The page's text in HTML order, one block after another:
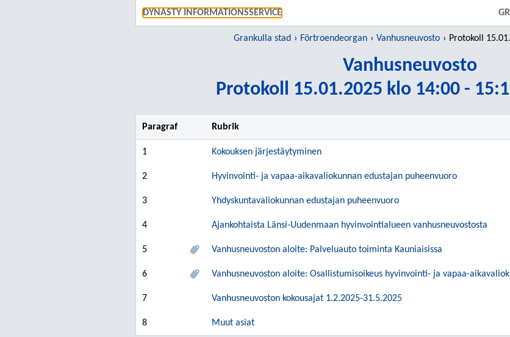
DYNASTY INFORMATIONSSERVICE
Grankulla stad Förtroendeorgan Vanhusneuvosto Protokoll 15.01.2025
Vanhusneuvosto
Protokoll 15.01.2025 klo 14:00 -
Paragraf Rubrik
1 Kokouksen järjestäytyminen
2 Hyvinvointi- ja vapaa-aikavaliokunnan edustajan puheenvuoro
3 Yhdyskuntavaliokunnan edustajan puheenvuoro
4 Ajankohtaista Länsi-Uudenmaan hyvinvointialueen vanhusneuvostosta
5 Vanhusneuvoston aloite: Palveluauto toiminta Kauniaisissa
6 Vanhusneuvoston aloite: Osallistumisoikeus hyvinvointi- ja vapaa-
7 Vanhusneuvoston kokousajat 1.2.2025-31.5.2025
8 Muut asiat